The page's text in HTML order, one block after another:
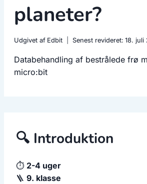
planeter?
Udgivet af Edbit Senest revideret: 18. juli
Databehandling af bestrålede frø
micro:bit
🔍 Introduktion
⏱️ 2-4 uger
🪜 9. klasse